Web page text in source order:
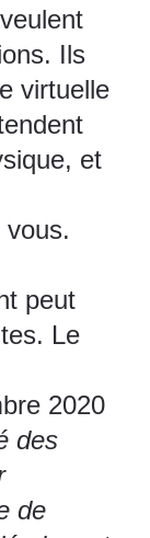
Ils
virtuelle
et
vous.
peut
Le
2020
des
de